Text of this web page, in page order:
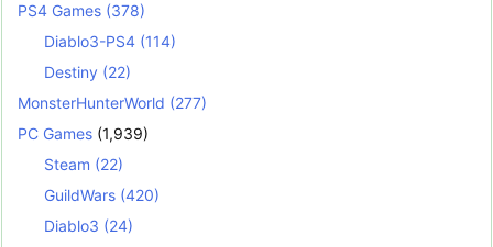
PS4 Games (378)
Diablo3-PS4 (114)
Destiny (22)
MonsterHunterWorld (277)
PC Games (1,939)
Steam (22)
GuildWars (420)
Diablo3 (24)